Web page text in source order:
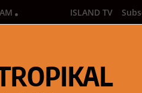
ISLAND TV